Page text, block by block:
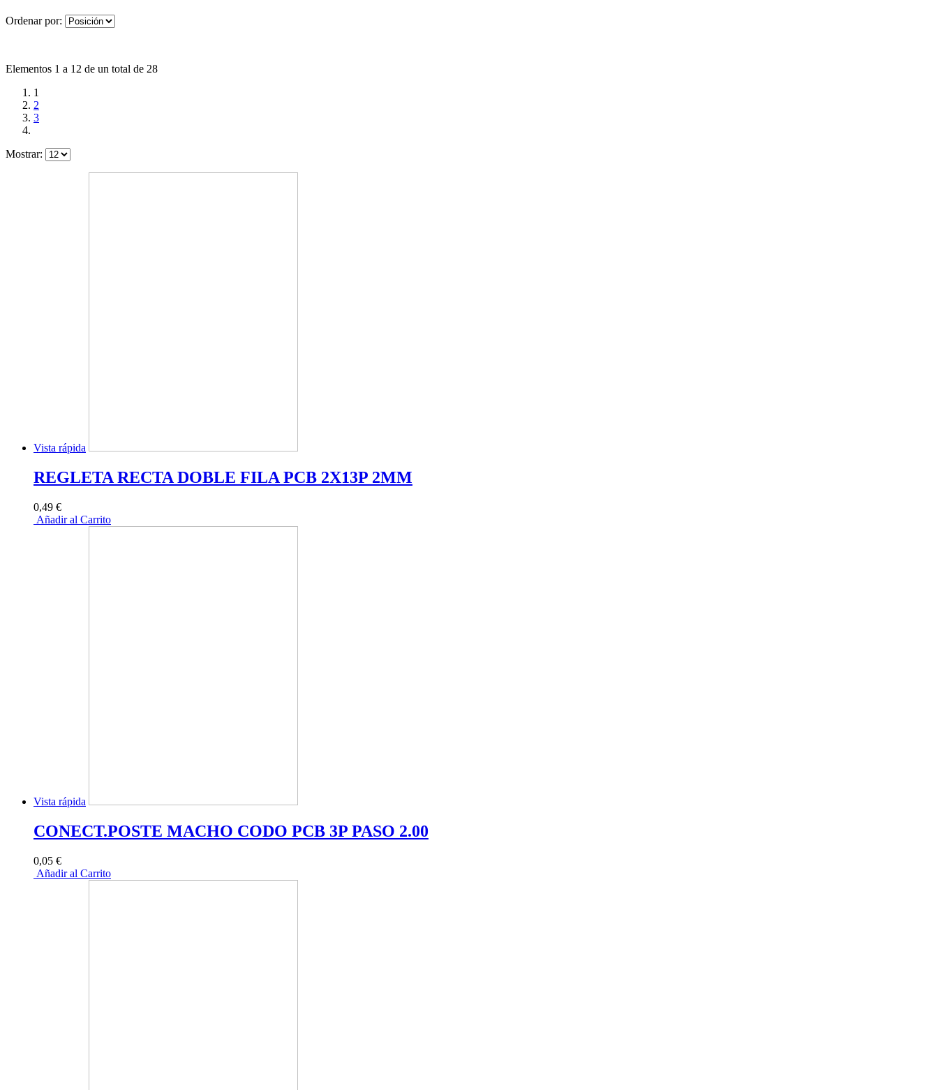
Ordenar por:
Elementos 1 a 12 de un total de 28
1
2
3
Mostrar:
Vista rápida
REGLETA RECTA DOBLE FILA PCB 2X13P 2MM
0,49 €
Añadir al Carrito
Vista rápida
CONECT.POSTE MACHO CODO PCB 3P PASO 2.00
0,05 €
Añadir al Carrito